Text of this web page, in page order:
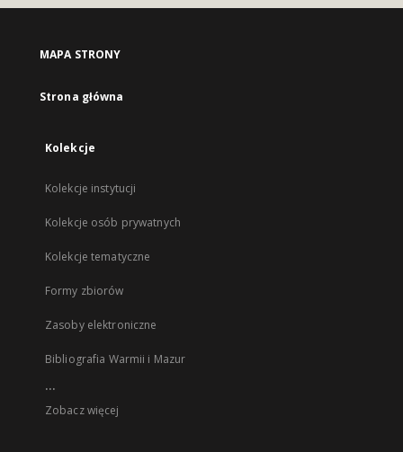
MAPA STRONY
Strona główna
Kolekcje
Kolekcje instytucji
Kolekcje osób prywatnych
Kolekcje tematyczne
Formy zbiorów
Zasoby elektroniczne
Bibliografia Warmii i Mazur
...
Zobacz więcej